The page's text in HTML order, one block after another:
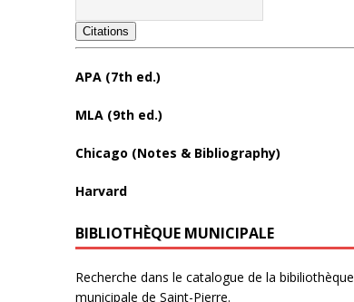
Citations
APA (7th ed.)
MLA (9th ed.)
Chicago (Notes & Bibliography)
Harvard
BIBLIOTHÈQUE MUNICIPALE
Recherche dans le catalogue de la bibiliothèque
municipale de Saint-Pierre.